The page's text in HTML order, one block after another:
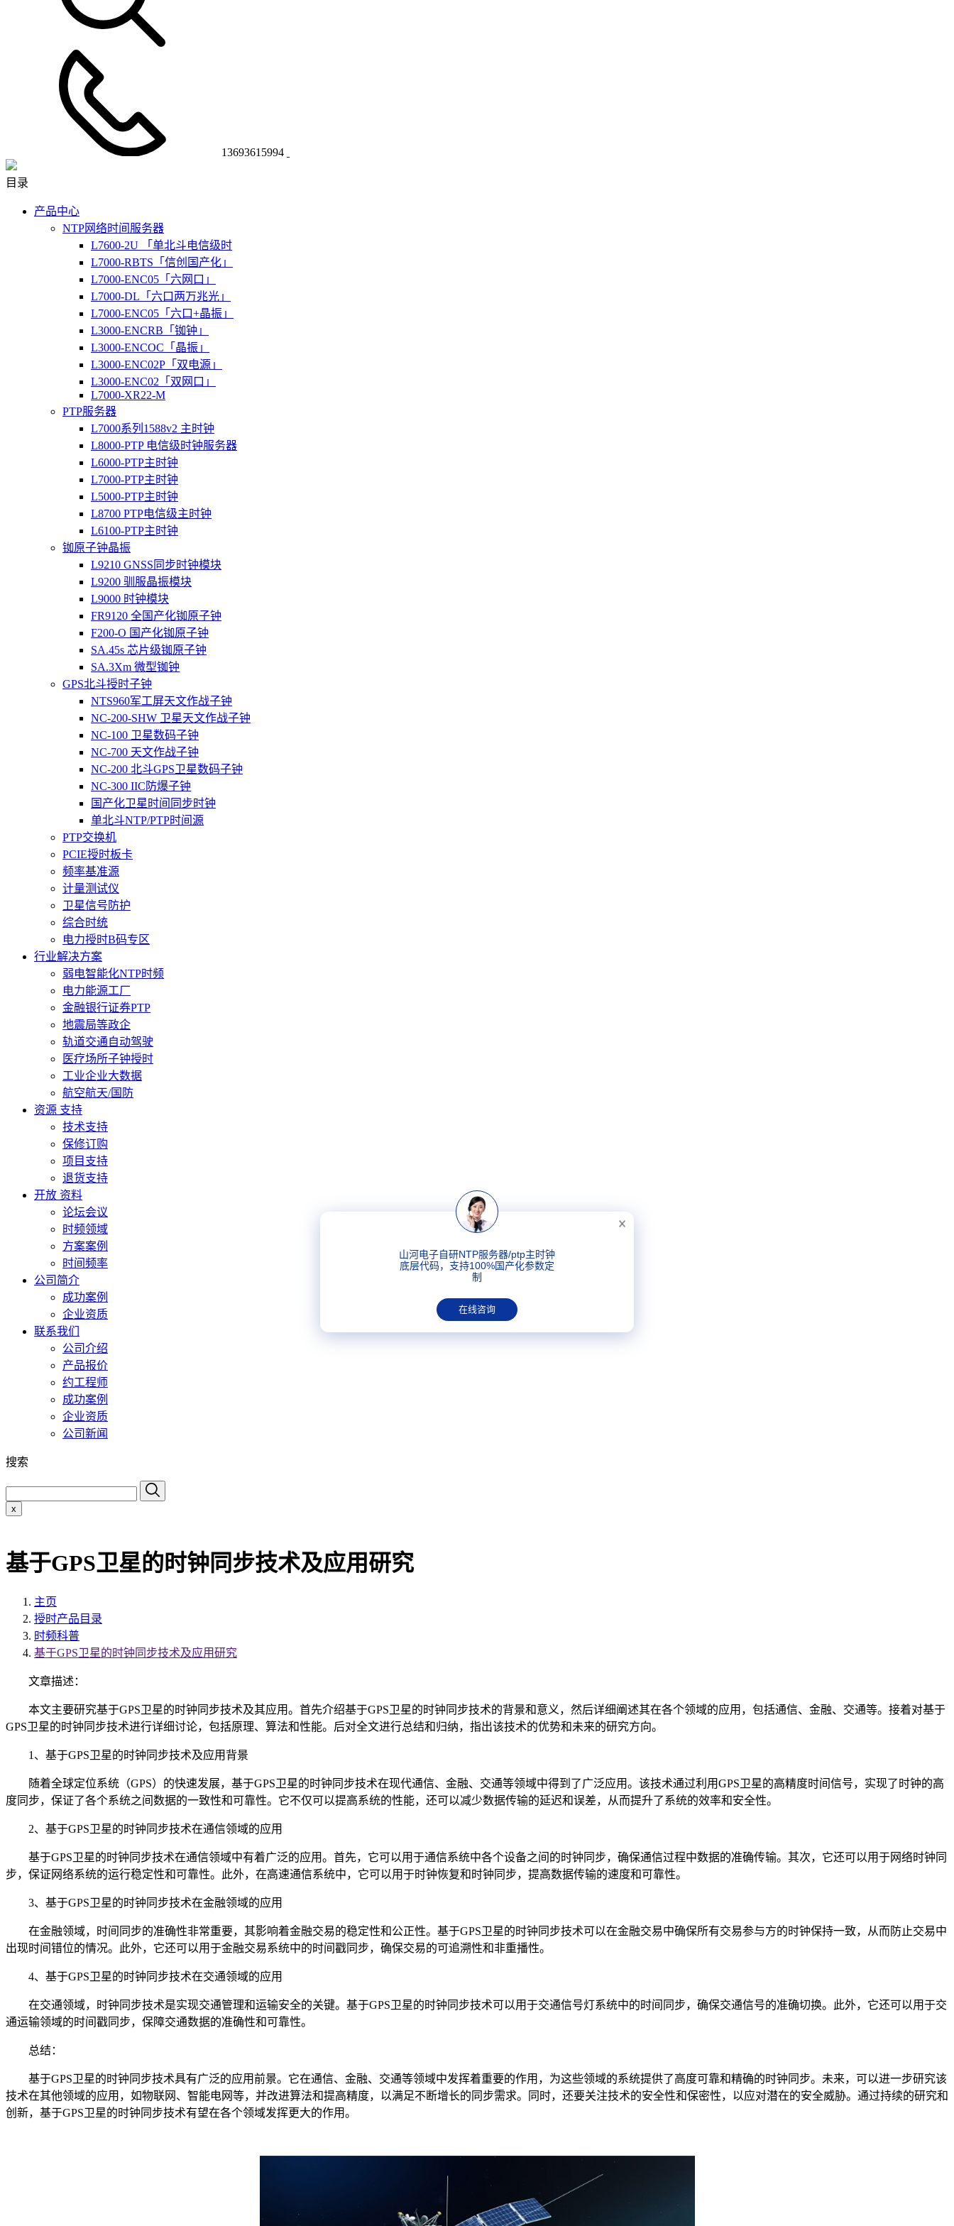
13693615994
目录
产品中心
NTP网络时间服务器
L7600-2U 「单北斗电信级时
L7000-RBTS「信创国产化」
L7000-ENC05「六网口」
L7000-DL「六口两万兆光」
L7000-ENC05「六口+晶振」
L3000-ENCRB「铷钟」
L3000-ENCOC「晶振」
L3000-ENC02P「双电源」
L3000-ENC02「双网口」
L7000-XR22-M
PTP服务器
L7000系列1588v2 主时钟
L8000-PTP 电信级时钟服务器
L6000-PTP主时钟
L7000-PTP主时钟
L5000-PTP主时钟
L8700 PTP电信级主时钟
L6100-PTP主时钟
铷原子钟晶振
L9210 GNSS同步时钟模块
L9200 驯服晶振模块
L9000 时钟模块
FR9120 全国产化铷原子钟
F200-O 国产化铷原子钟
SA.45s 芯片级铷原子钟
SA.3Xm 微型铷钟
GPS北斗授时子钟
NTS960军工屏天文作战子钟
NC-200-SHW 卫星天文作战子钟
NC-100 卫星数码子钟
NC-700 天文作战子钟
NC-200 北斗GPS卫星数码子钟
NC-300 IIC防爆子钟
国产化卫星时间同步时钟
单北斗NTP/PTP时间源
PTP交换机
PCIE授时板卡
频率基准源
计量测试仪
卫星信号防护
综合时统
电力授时B码专区
行业解决方案
弱电智能化NTP时频
电力能源工厂
金融银行证券PTP
地震局等政企
轨道交通自动驾驶
医疗场所子钟授时
工业企业大数据
航空航天/国防
资源 支持
技术支持
保修订购
项目支持
退货支持
开放 资料
论坛会议
时频领域
方案案例
时间频率
公司简介
成功案例
企业资质
联系我们
公司介绍
产品报价
约工程师
成功案例
企业资质
公司新闻
搜索
x
基于GPS卫星的时钟同步技术及应用研究
主页
授时产品目录
时频科普
基于GPS卫星的时钟同步技术及应用研究
文章描述：
本文主要研究基于GPS卫星的时钟同步技术及其应用。首先介绍基于GPS卫星的时钟同步技术的背景和意义，然后详细阐述其在各个领域的应用，包括通信、金融、交通等。接着对基于
GPS卫星的时钟同步技术进行详细讨论，包括原理、算法和性能。后对全文进行总结和归纳，指出该技术的优势和未来的研究方向。
1、基于GPS卫星的时钟同步技术及应用背景
随着全球定位系统（GPS）的快速发展，基于GPS卫星的时钟同步技术在现代通信、金融、交通等领域中得到了广泛应用。该技术通过利用GPS卫星的高精度时间信号，实现了时钟的高
度同步，保证了各个系统之间数据的一致性和可靠性。它不仅可以提高系统的性能，还可以减少数据传输的延迟和误差，从而提升了系统的效率和安全性。
2、基于GPS卫星的时钟同步技术在通信领域的应用
基于GPS卫星的时钟同步技术在通信领域中有着广泛的应用。首先，它可以用于通信系统中各个设备之间的时钟同步，确保通信过程中数据的准确传输。其次，它还可以用于网络时钟同
步，保证网络系统的运行稳定性和可靠性。此外，在高速通信系统中，它可以用于时钟恢复和时钟同步，提高数据传输的速度和可靠性。
3、基于GPS卫星的时钟同步技术在金融领域的应用
在金融领域，时间同步的准确性非常重要，其影响着金融交易的稳定性和公正性。基于GPS卫星的时钟同步技术可以在金融交易中确保所有交易参与方的时钟保持一致，从而防止交易中
出现时间错位的情况。此外，它还可以用于金融交易系统中的时间戳同步，确保交易的可追溯性和非重播性。
4、基于GPS卫星的时钟同步技术在交通领域的应用
在交通领域，时钟同步技术是实现交通管理和运输安全的关键。基于GPS卫星的时钟同步技术可以用于交通信号灯系统中的时间同步，确保交通信号的准确切换。此外，它还可以用于交
通运输领域的时间戳同步，保障交通数据的准确性和可靠性。
总结：
基于GPS卫星的时钟同步技术具有广泛的应用前景。它在通信、金融、交通等领域中发挥着重要的作用，为这些领域的系统提供了高度可靠和精确的时钟同步。未来，可以进一步研究该
技术在其他领域的应用，如物联网、智能电网等，并改进算法和提高精度，以满足不断增长的同步需求。同时，还要关注技术的安全性和保密性，以应对潜在的安全威胁。通过持续的研究和
创新，基于GPS卫星的时钟同步技术有望在各个领域发挥更大的作用。
山河电子自研NTP服务器/ptp主时钟
底层代码，支持100%国产化参数定
制
在线咨询